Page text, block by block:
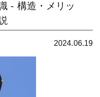
- 構造・メリッ
2024.06.19